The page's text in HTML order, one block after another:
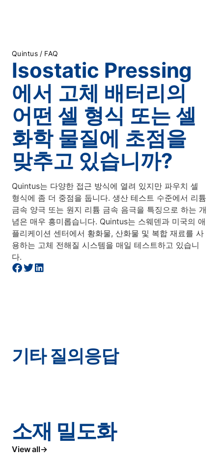
Quintus / FAQ
Isostatic Pressing
에서 고체 배터리의
어떤 셀 형식 또는 셀
화학 물질에 초점을
맞추고 있습니까?
Quintus는 다양한 접근 방식에 열려 있지만 파우치 셀
형식에 좀 더 중점을 둡니다. 생산 테스트 수준에서 리튬
금속 양극 또는 원지 리튬 금속 음극을 특징으로 하는 개
념은 매우 흥미롭습니다. Quintus는 스웨덴과 미국의 애
플리케이션 센터에서 황화물, 산화물 및 복합 재료를 사
용하는 고체 전해질 시스템을 매일 테스트하고 있습니
다.
기타 질의응답
소재 밀도화
View all